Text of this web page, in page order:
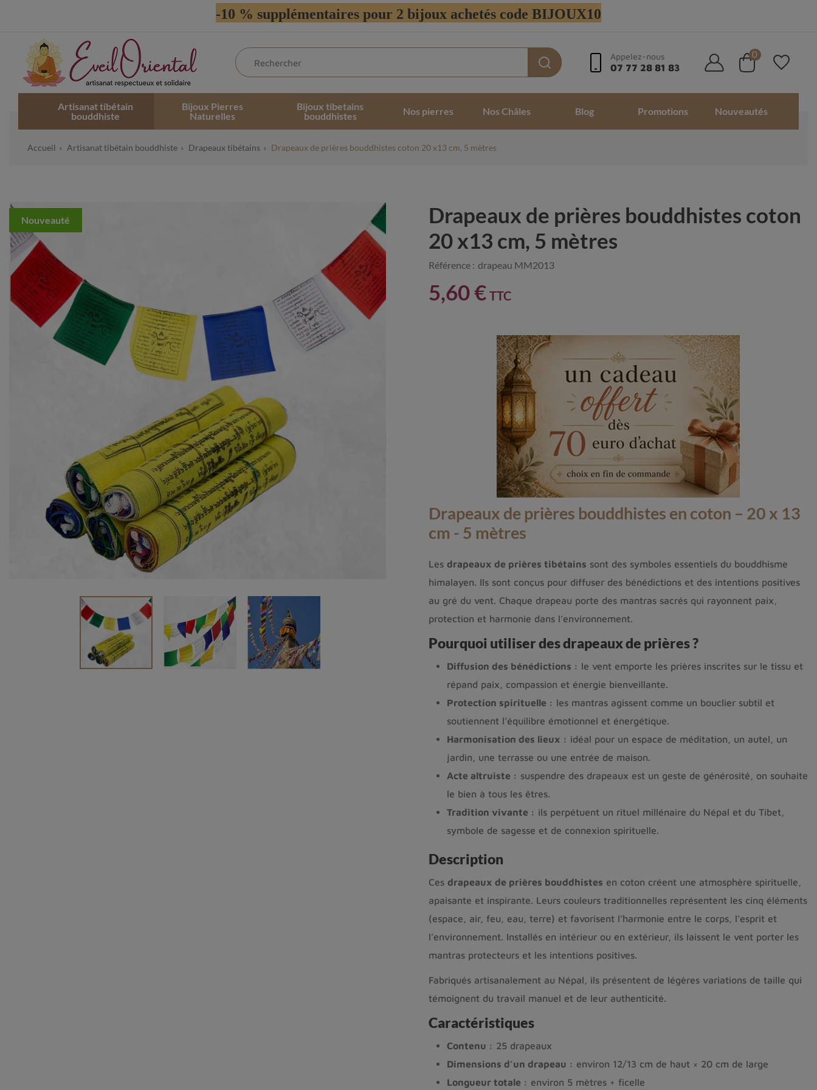
-10 % supplémentaires pour 2 bijoux achetés code BIJOUX10
Appelez-nous
07 77 28 81 83
0
Artisanat tibétain
bouddhiste
Bijoux Pierres
Naturelles
Bijoux tibetains
bouddhistes
Nos pierres Nos Châles Blog Promotions Nouveautés
Accueil Artisanat tibétain bouddhiste Drapeaux tibétains Drapeaux de prières bouddhistes coton 20 x13 cm, 5 mètres
Nouveauté
Drapeaux de prières bouddhistes coton
20 x13 cm, 5 mètres
Référence : drapeau MM2013
5,60 € TTC
Drapeaux de prières bouddhistes en coton – 20 x 13
cm - 5 mètres
Les drapeaux de prières tibétains sont des symboles essentiels du bouddhisme
himalayen. Ils sont conçus pour diffuser des bénédictions et des intentions positives
au gré du vent. Chaque drapeau porte des mantras sacrés qui rayonnent paix,
protection et harmonie dans l’environnement.
Pourquoi utiliser des drapeaux de prières ?
Diffusion des bénédictions : le vent emporte les prières inscrites sur le tissu et
répand paix, compassion et énergie bienveillante.
Protection spirituelle : les mantras agissent comme un bouclier subtil et
soutiennent l’équilibre émotionnel et énergétique.
Harmonisation des lieux : idéal pour un espace de méditation, un autel, un
jardin, une terrasse ou une entrée de maison.
Acte altruiste : suspendre des drapeaux est un geste de générosité, on souhaite
le bien à tous les êtres.
Tradition vivante : ils perpétuent un rituel millénaire du Népal et du Tibet,
symbole de sagesse et de connexion spirituelle.
Description
Ces drapeaux de prières bouddhistes en coton créent une atmosphère spirituelle,
apaisante et inspirante. Leurs couleurs traditionnelles représentent les cinq éléments
(espace, air, feu, eau, terre) et favorisent l’harmonie entre le corps, l’esprit et
l’environnement. Installés en intérieur ou en extérieur, ils laissent le vent porter les
mantras protecteurs et les intentions positives.
Fabriqués artisanalement au Népal, ils présentent de légères variations de taille qui
témoignent du travail manuel et de leur authenticité.
Caractéristiques
Contenu : 25 drapeaux
Dimensions d’un drapeau : environ 12/13 cm de haut × 20 cm de large
Longueur totale : environ 5 mètres + ficelle